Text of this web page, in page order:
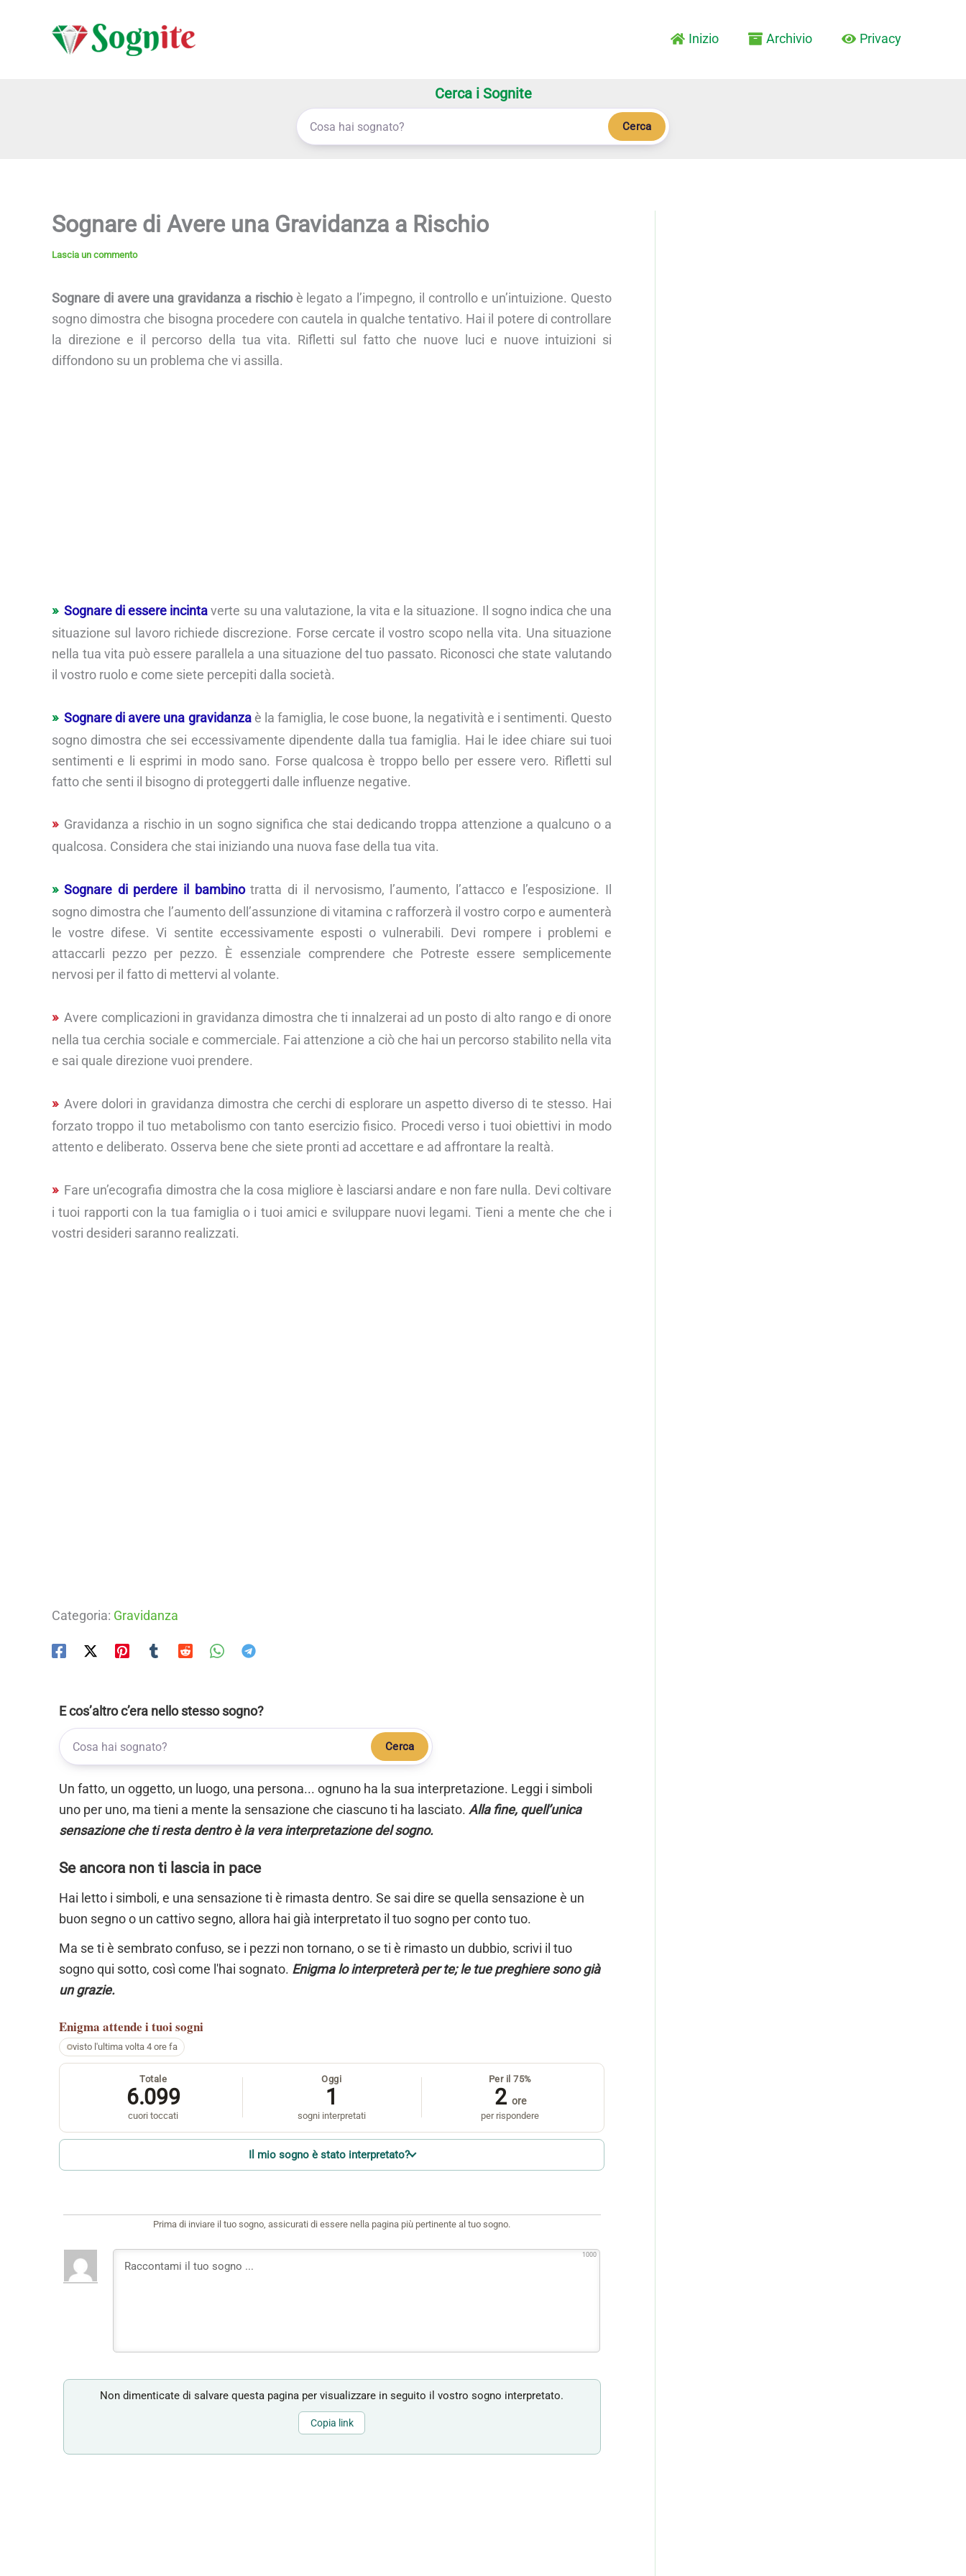
Inizio Archivio Privacy
Cerca i Sognite
Cerca
Sognare di Avere una Gravidanza a Rischio
Lascia un commento
Sognare di avere una gravidanza a rischioè legato a l’impegno, il controllo e un’intuizione. Questo
sogno dimostra che bisogna procedere con cautela in qualche tentativo. Hai il potere di controllare
la direzione e il percorso della tua vita. Rifletti sul fatto che nuove luci e nuove intuizioni si
diffondono su un problema che vi assilla.
Sognare di essere incintaverte su una valutazione, la vita e la situazione. Il sogno indica che una
situazione sul lavoro richiede discrezione. Forse cercate il vostro scopo nella vita. Una situazione
nella tua vita può essere parallela a una situazione del tuo passato. Riconosci che state valutando
il vostro ruolo e come siete percepiti dalla società.
Sognare di avere una gravidanzaè la famiglia, le cose buone, la negatività e i sentimenti. Questo
sogno dimostra che sei eccessivamente dipendente dalla tua famiglia. Hai le idee chiare sui tuoi
sentimenti e li esprimi in modo sano. Forse qualcosa è troppo bello per essere vero. Rifletti sul
fatto che senti il bisogno di proteggerti dalle influenze negative.
Gravidanza a rischio in un sogno significa che stai dedicando troppa attenzione a qualcuno o a
qualcosa. Considera che stai iniziando una nuova fase della tua vita.
Sognare di perdere il bambinotratta di il nervosismo, l’aumento, l’attacco e l’esposizione. Il
sogno dimostra che l’aumento dell’assunzione di vitamina c rafforzerà il vostro corpo e aumenterà
le vostre difese. Vi sentite eccessivamente esposti o vulnerabili. Devi rompere i problemi e
attaccarli pezzo per pezzo. È essenziale comprendere che Potreste essere semplicemente
nervosi per il fatto di mettervi al volante.
Avere complicazioni in gravidanza dimostra che ti innalzerai ad un posto di alto rango e di onore
nella tua cerchia sociale e commerciale. Fai attenzione a ciò che hai un percorso stabilito nella vita
e sai quale direzione vuoi prendere.
Avere dolori in gravidanza dimostra che cerchi di esplorare un aspetto diverso di te stesso. Hai
forzato troppo il tuo metabolismo con tanto esercizio fisico. Procedi verso i tuoi obiettivi in modo
attento e deliberato. Osserva bene che siete pronti ad accettare e ad affrontare la realtà.
Fare un’ecografia dimostra che la cosa migliore è lasciarsi andare e non fare nulla. Devi coltivare
i tuoi rapporti con la tua famiglia o i tuoi amici e sviluppare nuovi legami. Tieni a mente che che i
vostri desideri saranno realizzati.
Categoria: Gravidanza
E cos’altro c’era nello stesso sogno?
Cerca
Un fatto, un oggetto, un luogo, una persona... ognuno ha la sua interpretazione. Leggi i simboli
uno per uno, ma tieni a mente la sensazione che ciascuno ti ha lasciato. Alla fine, quell’unica
sensazione che ti resta dentro è la vera interpretazione del sogno.
Se ancora non ti lascia in pace
Hai letto i simboli, e una sensazione ti è rimasta dentro. Se sai dire se quella sensazione è un
buon segno o un cattivo segno, allora hai già interpretato il tuo sogno per conto tuo.
Ma se ti è sembrato confuso, se i pezzi non tornano, o se ti è rimasto un dubbio, scrivi il tuo
sogno qui sotto, così come l'hai sognato. Enigma lo interpreterà per te; le tue preghiere sono già
un grazie.
Enigma attende i tuoi sogni
visto l'ultima volta 4 ore fa
Totale
6.099
cuori toccati
Oggi
1
sogni interpretati
Per il 75%
2 ore
per rispondere
Il mio sogno è stato interpretato?
Prima di inviare il tuo sogno, assicurati di essere nella pagina più pertinente al tuo sogno.
1000
Non dimenticate di salvare questa pagina per visualizzare in seguito il vostro sogno interpretato.
Copia link